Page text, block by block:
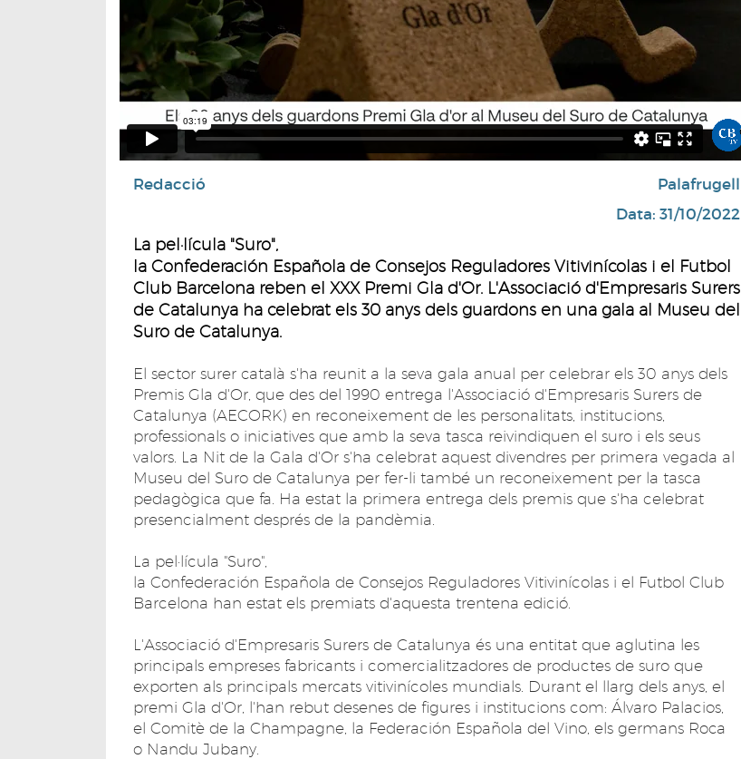
Redacció
Palafrugell
Data: 31/10/2022
La pel·lícula "Suro",
la Confederación Española de Consejos Reguladores Vitivinícolas i el Futbol
Club Barcelona reben el XXX Premi Gla d'Or. L'Associació d'Empresaris Surers
de Catalunya ha celebrat els 30 anys dels guardons en una gala al Museu del
Suro de Catalunya.
El sector surer català s'ha reunit a la seva gala anual per celebrar els 30 anys dels
Premis Gla d'Or, que des del 1990 entrega l'Associació d'Empresaris Surers de
Catalunya (AECORK) en reconeixement de les personalitats, institucions,
professionals o iniciatives que amb la seva tasca reivindiquen el suro i els seus
valors. La Nit de la Gala d'Or s'ha celebrat aquest divendres per primera vegada al
Museu del Suro de Catalunya per fer-li també un reconeixement per la tasca
pedagògica que fa. Ha estat la primera entrega dels premis que s'ha celebrat
presencialment després de la pandèmia.
La pel·lícula "Suro",
la Confederación Española de Consejos Reguladores Vitivinícolas i el Futbol Club
Barcelona han estat els premiats d'aquesta trentena edició.
L'Associació d'Empresaris Surers de Catalunya és una entitat que aglutina les
principals empreses fabricants i comercialitzadores de productes de suro que
exporten als principals mercats vitivinícoles mundials. Durant el llarg dels anys, el
premi Gla d'Or, l'han rebut desenes de figures i institucions com: Álvaro Palacios,
el Comitè de la Champagne, la Federación Española del Vino, els germans Roca
o Nandu Jubany.